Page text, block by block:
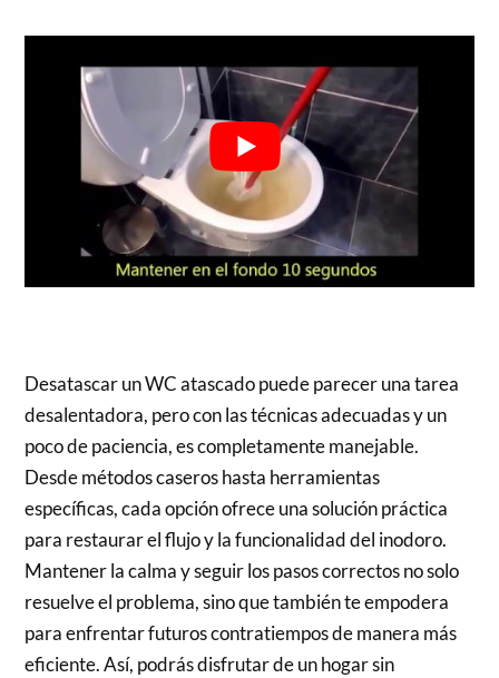
Desatascar un WC atascado puede parecer una tarea
desalentadora, pero con las técnicas adecuadas y un
poco de paciencia, es completamente manejable.
Desde métodos caseros hasta herramientas
específicas, cada opción ofrece una solución práctica
para restaurar el flujo y la funcionalidad del inodoro.
Mantener la calma y seguir los pasos correctos no solo
resuelve el problema, sino que también te empodera
para enfrentar futuros contratiempos de manera más
eficiente. Así, podrás disfrutar de un hogar sin